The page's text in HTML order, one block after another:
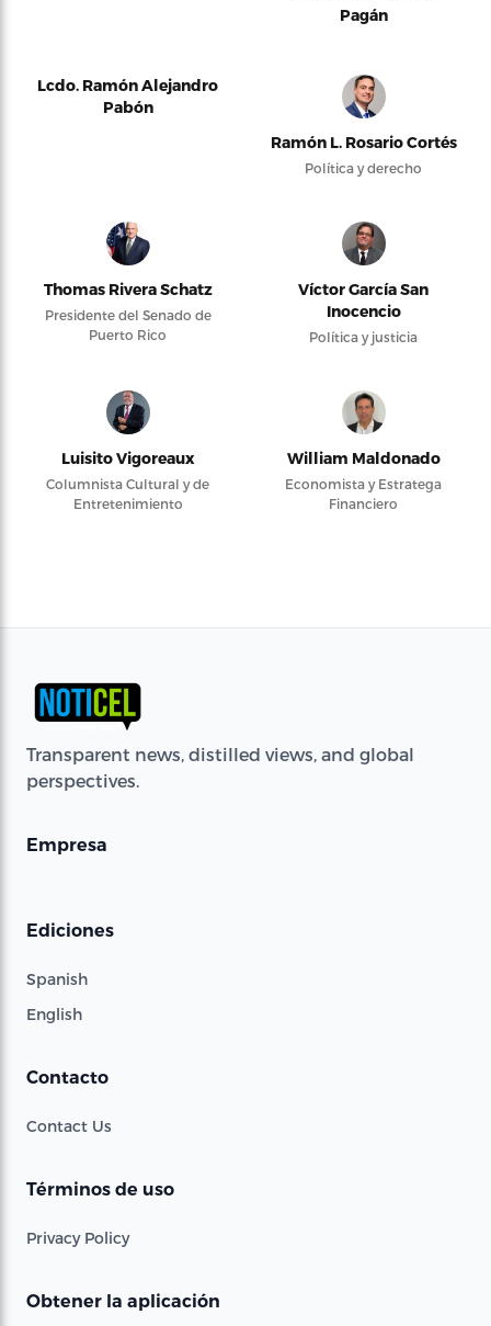
Pagán
Lcdo. Ramón Alejandro
Pabón
Ramón L. Rosario Cortés
Política y derecho
Thomas Rivera Schatz
Presidente del Senado de
Puerto Rico
Víctor García San
Inocencio
Política y justicia
Luisito Vigoreaux
Columnista Cultural y de
Entretenimiento
William Maldonado
Economista y Estratega
Financiero
Transparent news, distilled views, and global
perspectives.
Empresa
Ediciones
Spanish
English
Contacto
Contact Us
Términos de uso
Privacy Policy
Obtener la aplicación